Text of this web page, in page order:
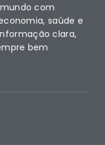
com
saúde e
clara,
bem